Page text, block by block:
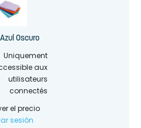
Azul Oscuro
Uniquement
aux
utilisateurs
connectés
el precio
sesión